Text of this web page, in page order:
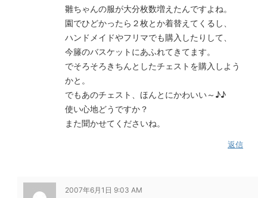
雛ちゃんの服が大分枚数増えたんですよね。
園でひどかったら２枚とか着替えてくるし、
ハンドメイドやフリマでも購入したりして、
今籐のバスケットにあふれてきてます。
でそろそろきちんとしたチェストを購入しよう
かと。
でもあのチェスト、ほんとにかわいい～♪♪
使い心地どうですか？
また聞かせてくださいね。
返信
2007年6月1日 9:03 AM